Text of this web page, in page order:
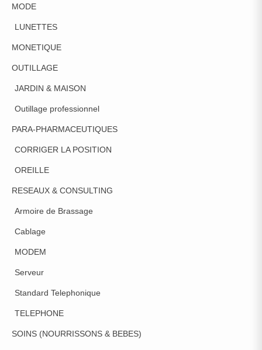
MODE
LUNETTES
MONETIQUE
OUTILLAGE
JARDIN & MAISON
Outillage professionnel
PARA-PHARMACEUTIQUES
CORRIGER LA POSITION
OREILLE
RESEAUX & CONSULTING
Armoire de Brassage
Cablage
MODEM
Serveur
Standard Telephonique
TELEPHONE
SOINS (NOURRISSONS & BEBES)